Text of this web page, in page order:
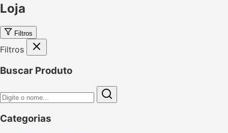
Loja
Filtros
Filtros
Buscar Produto
Categorias